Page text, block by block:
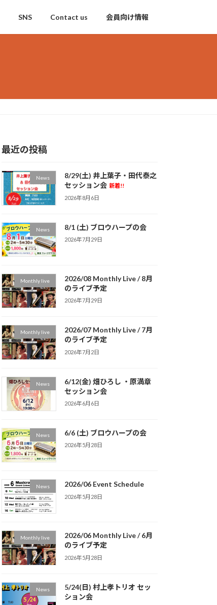
SNS Contact us 会員向け情報
最近の投稿
News
8/29(土) 井上葉子・田代泰之
セッション会 新着!!
2026年8月6日
News 8/1 (土) ブロウハープの会
2026年7月29日
Monthly live
2026/08 Monthly Live / 8月
のライブ予定
2026年7月29日
Monthly live
2026/07 Monthly Live / 7月
のライブ予定
2026年7月2日
News
6/12(金) 畑ひろし ・原満章
セッション会
2026年6月6日
News 6/6 (土) ブロウハープの会
2026年5月28日
News 2026/06 Event Schedule
2026年5月28日
Monthly live
2026/06 Monthly Live / 6月
のライブ予定
2026年5月28日
News
5/24(日) 村上孝トリオ セッ
ション会